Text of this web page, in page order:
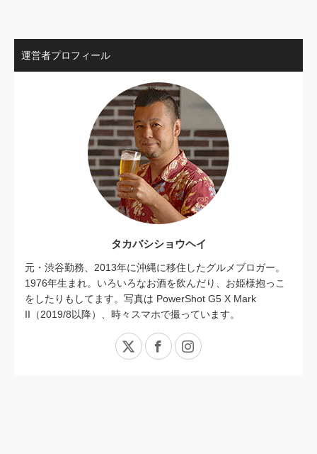
運営者プロフィール
タカバシショウヘイ
元・渋谷勤務、2013年に沖縄に移住したグルメブロガー。
1976年生まれ。いろいろなお酒を飲んだり、お姫様抱っこ
をしたりもしてます。写真は PowerShot G5 X Mark
II（2019/8以降）、時々スマホで撮っています。
X FacebookInstagram